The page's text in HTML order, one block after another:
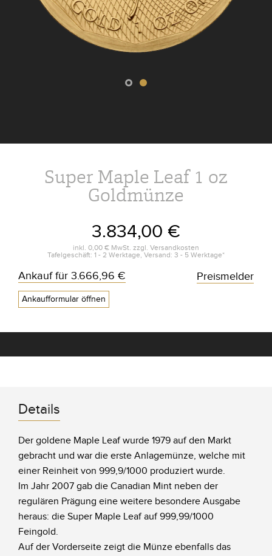
Super Maple Leaf 1 oz
Goldmünze
3.834,00 €
inkl. 0,00 € MwSt. zzgl. Versandkosten
Tafelgeschäft: 1 - 2 Werktage, Versand: 3 - 5 Werktage*
Ankauf für 3.666,96 €
Ankaufformular öffnen
Preismelder
Details
Der goldene Maple Leaf wurde 1979 auf den Markt
gebracht und war die erste Anlagemünze, welche mit
einer Reinheit von 999,9/1000 produziert wurde.
Im Jahr 2007 gab die Canadian Mint neben der
regulären Prägung eine weitere besondere Ausgabe
heraus: die Super Maple Leaf auf 999,99/1000
Feingold.
Auf der Vorderseite zeigt die Münze ebenfalls das